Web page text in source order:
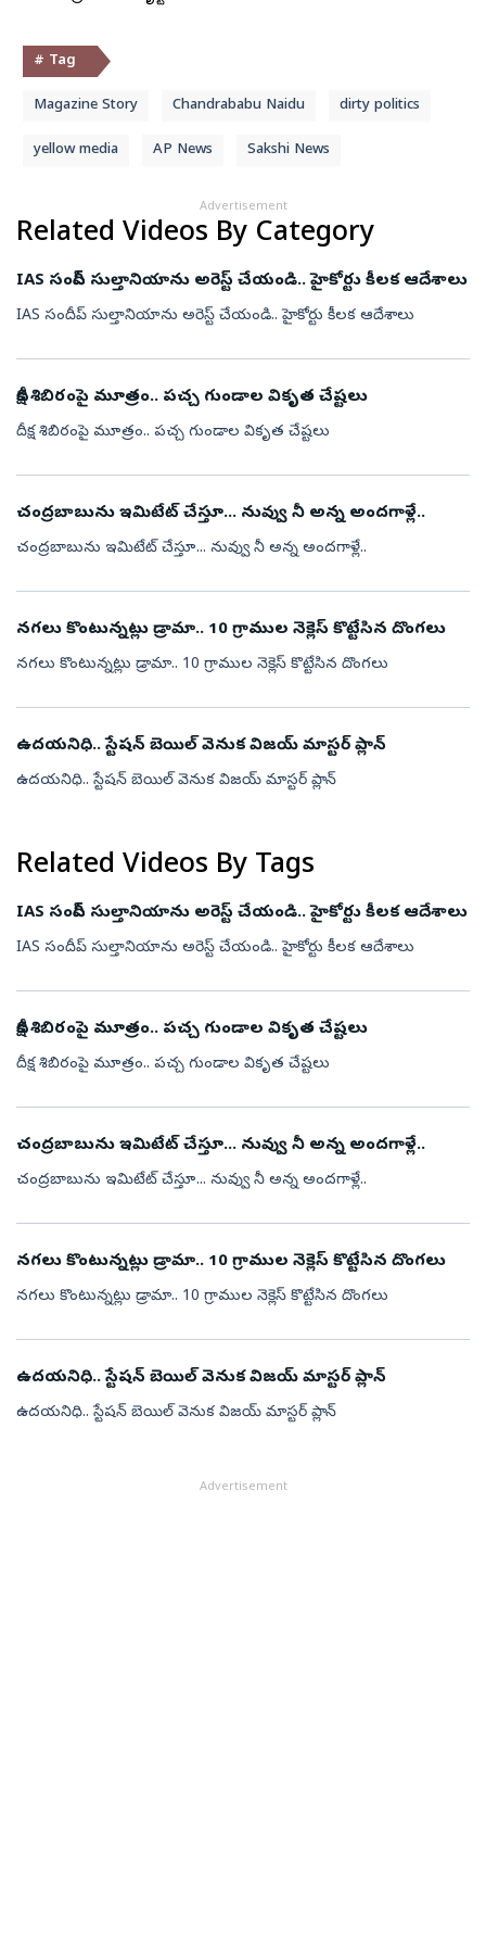
# Tag
Magazine Story Chandrababu Naidu dirty politics
yellow media AP News Sakshi News
Advertisement
Related Videos By Category
IAS సందీప్ సుల్తానియాను అరెస్ట్ చేయండి.. హైకోర్టు కీలక ఆదేశాలు
IAS సందీప్ సుల్తానియాను అరెస్ట్ చేయండి.. హైకోర్టు కీలక ఆదేశాలు
దీక్ష శిబిరంపై మూత్రం.. పచ్చ గుండాల వికృత చేష్టలు
దీక్ష శిబిరంపై మూత్రం.. పచ్చ గుండాల వికృత చేష్టలు
చంద్రబాబును ఇమిటేట్ చేస్తూ... నువ్వు నీ అన్న అందగాళ్లే..
చంద్రబాబును ఇమిటేట్ చేస్తూ... నువ్వు నీ అన్న అందగాళ్లే..
నగలు కొంటున్నట్లు డ్రామా.. 10 గ్రాముల నెక్లెస్ కొట్టేసిన దొంగలు
నగలు కొంటున్నట్లు డ్రామా.. 10 గ్రాముల నెక్లెస్ కొట్టేసిన దొంగలు
ఉదయనిధి.. స్టేషన్ బెయిల్ వెనుక విజయ్ మాస్టర్ ప్లాన్
ఉదయనిధి.. స్టేషన్ బెయిల్ వెనుక విజయ్ మాస్టర్ ప్లాన్
Related Videos By Tags
IAS సందీప్ సుల్తానియాను అరెస్ట్ చేయండి.. హైకోర్టు కీలక ఆదేశాలు
IAS సందీప్ సుల్తానియాను అరెస్ట్ చేయండి.. హైకోర్టు కీలక ఆదేశాలు
దీక్ష శిబిరంపై మూత్రం.. పచ్చ గుండాల వికృత చేష్టలు
దీక్ష శిబిరంపై మూత్రం.. పచ్చ గుండాల వికృత చేష్టలు
చంద్రబాబును ఇమిటేట్ చేస్తూ... నువ్వు నీ అన్న అందగాళ్లే..
చంద్రబాబును ఇమిటేట్ చేస్తూ... నువ్వు నీ అన్న అందగాళ్లే..
నగలు కొంటున్నట్లు డ్రామా.. 10 గ్రాముల నెక్లెస్ కొట్టేసిన దొంగలు
నగలు కొంటున్నట్లు డ్రామా.. 10 గ్రాముల నెక్లెస్ కొట్టేసిన దొంగలు
ఉదయనిధి.. స్టేషన్ బెయిల్ వెనుక విజయ్ మాస్టర్ ప్లాన్
ఉదయనిధి.. స్టేషన్ బెయిల్ వెనుక విజయ్ మాస్టర్ ప్లాన్
Advertisement